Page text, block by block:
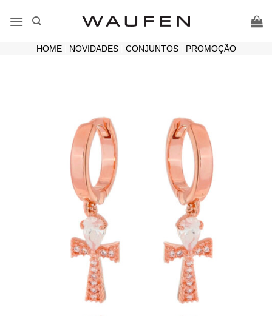
HOME| NOVIDADES| CONJUNTOS| PROMOÇÃO